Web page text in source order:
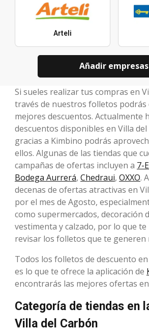
Arteli
Añadir empresas
Si sueles realizar tus compras en
través de nuestros folletos
mejores descuentos. Actualmente
descuentos disponibles en Villa
gracias a Kimbino podrás
ellos. Algunas de las tiendas que
campañas de ofertas incluyen a 7-
Bodega Aurrerá, Chedraui, OXXO.
decenas de ofertas atractivas en
por el mes de Agosto,
como supermercados, decoración
vestimenta y calzado, por lo que
revisar los folletos que te generen
Todos los folletos de descuento
es lo que te ofrece la aplicación de
encontrarás las mejores ofertas
Categoría de tiendas en
Villa del Carbón